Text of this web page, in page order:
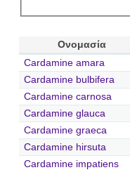
Ονομασία
Cardamine amara
Cardamine bulbifera
Cardamine carnosa
Cardamine glauca
Cardamine graeca
Cardamine hirsuta
Cardamine impatiens